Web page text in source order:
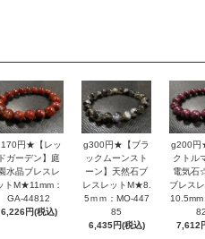
円★【レッ
ドガーデン】庭
水晶ブレスレ
トM★11mm：
GA-44812
6,226円(税込)
g300円★【ブラ
ックムーンスト
ーン】天然石ブ
レスレットM★8.
5ｍｍ：MO-447
85
6,435円(税込)
g200円
クトル
電気石
ブレス
7,612